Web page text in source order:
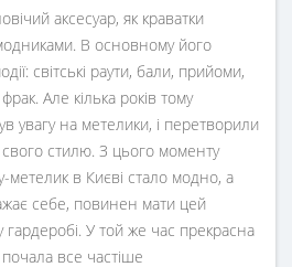
аксесуар, як краватки
В основному його
світські раути, бали, прийоми,
Але кілька років тому
увагу на метелики, і перетворили
свого стилю. З цього моменту
метелик в Києві стало модно, а
себе, повинен мати цей
У той же час прекрасна
все частіше